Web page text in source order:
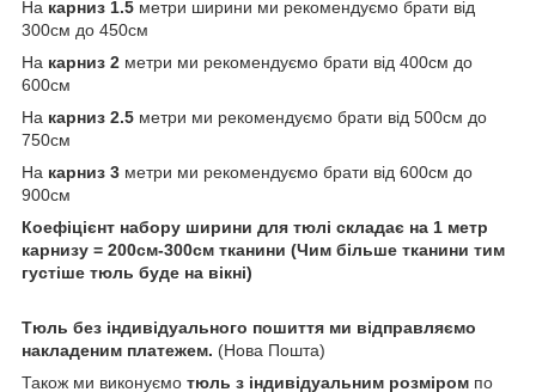
На карниз 1.5 метри ширини ми рекомендуємо брати від
300см до 450см
На карниз 2 метри ми рекомендуємо брати від 400см до
600см
На карниз 2.5 метри ми рекомендуємо брати від 500см до
750см
На карниз 3 метри ми рекомендуємо брати від 600см до
900см
Коефіцієнт набору ширини для тюлі складає на 1 метр
карнизу = 200см-300см тканини (Чим більше тканини тим
густіше тюль буде на вікні)
Тюль без індивідуального пошиття ми відправляємо
накладеним платежем. (Нова Пошта)
Також ми виконуємо тюль з індивідуальним розміром по